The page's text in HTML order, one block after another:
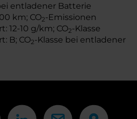
entladener Batterie
km; CO2-Emissionen
12-10 g/km; CO2-Klasse
B; CO2-Klasse bei entladener